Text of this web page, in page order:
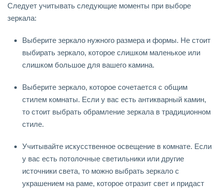
Следует учитывать следующие моменты при выборе
зеркала:
Выберите зеркало нужного размера и формы. Не стоит
выбирать зеркало, которое слишком маленькое или
слишком большое для вашего камина.
Выберите зеркало, которое сочетается с общим
стилем комнаты. Если у вас есть антикварный камин,
то стоит выбрать обрамление зеркала в традиционном
стиле.
Учитывайте искусственное освещение в комнате. Если
у вас есть потолочные светильники или другие
источники света, то можно выбрать зеркало с
украшением на раме, которое отразит свет и придаст